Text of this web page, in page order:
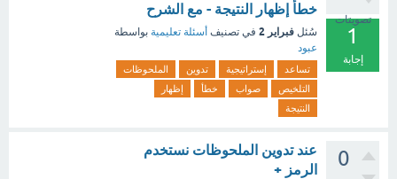
تصويتات
1
إجابة
خطأ إظهار النتيجة - مع الشرح
سُئل فبراير 2 في تصنيف أسئلة تعليمية بواسطة
عبود
تساعد إستراتيجية تدوين
الملحوظات
التلخيص
صواب خطأ
إظهار
النتيجة
0
عند تدوين الملحوظات نستخدم
الرمز +